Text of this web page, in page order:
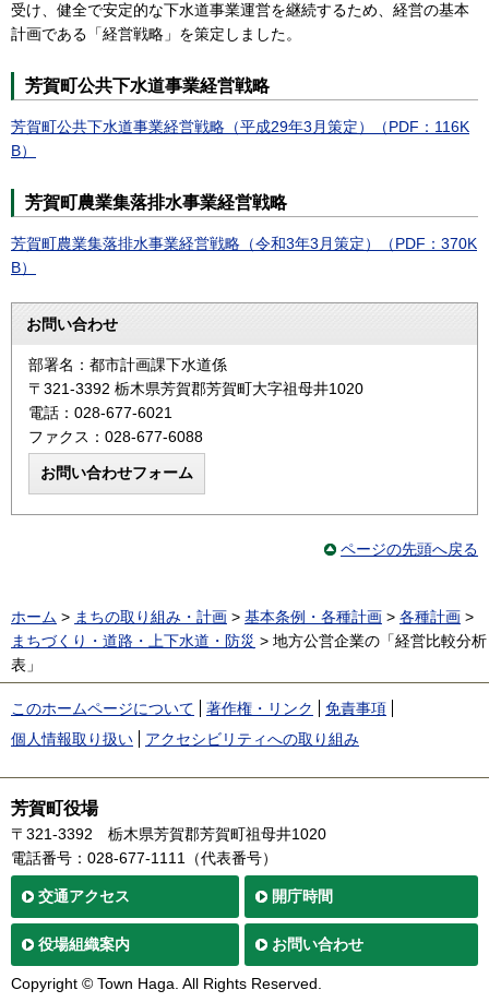
受け、健全で安定的な下水道事業運営を継続するため、経営の基本
計画である「経営戦略」を策定しました。
芳賀町公共下水道事業経営戦略
芳賀町公共下水道事業経営戦略（平成29年3月策定）（PDF：116K
B）
芳賀町農業集落排水事業経営戦略
芳賀町農業集落排水事業経営戦略（令和3年3月策定）（PDF：370K
B）
お問い合わせ
部署名：都市計画課下水道係
〒321-3392 栃木県芳賀郡芳賀町大字祖母井1020
電話：028-677-6021
ファクス：028-677-6088
ページの先頭へ戻る
ホーム > まちの取り組み・計画 > 基本条例・各種計画 > 各種計画 >
まちづくり・道路・上下水道・防災 > 地方公営企業の「経営比較分析
表」
このホームページについて 著作権・リンク
免責事項
個人情報取り扱い
アクセシビリティへの取り組み
芳賀町役場
〒321-3392
栃木県芳賀郡芳賀町祖母井1020
電話番号：028-677-1111（代表番号）
交通アクセス 開庁時間
役場組織案内 お問い合わせ
Copyright © Town Haga. All Rights Reserved.